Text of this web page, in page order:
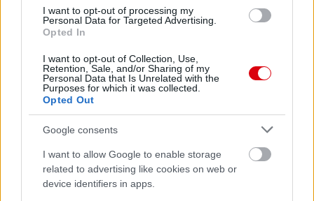
I want to opt-out of processing my
Personal Data for Targeted Advertising.
Opted In
I want to opt-out of Collection, Use,
Retention, Sale, and/or Sharing of my
Personal Data that Is Unrelated with the
Purposes for which it was collected.
Opted Out
Google consents
I want to allow Google to enable storage
related to advertising like cookies on web or
device identifiers in apps.
ELŐZŐ MÉRKŐZÉSEK
Támogatás
a ManUtdFanatics.hu működését!